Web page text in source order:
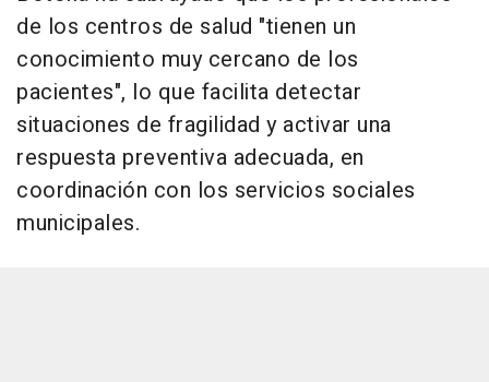
de los centros de salud "tienen un
conocimiento muy cercano de los
pacientes", lo que facilita detectar
situaciones de fragilidad y activar una
respuesta preventiva adecuada, en
coordinación con los servicios sociales
municipales.